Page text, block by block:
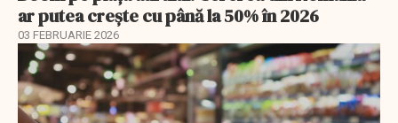
ar putea crește cu până la 50% în 2026
03 FEBRUARIE 2026